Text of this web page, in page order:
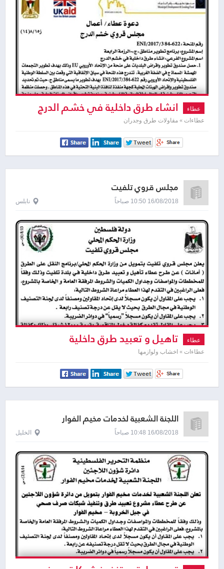
عطاء انشاء طرق داخلية في خشم الدرج
عطاءات » مقاولات طرق وجدران
مجلس قروي تلفيت
16/08/2018 10:50 صباحاً نابلس
عطاء تاهيل و تعبيد طرق داخلية
عطاءات » اخشاب ولوازمها
اللجنة الشعبية لخدمات مخيم الفوار
16/08/2018 10:48 صباحاً الخليل